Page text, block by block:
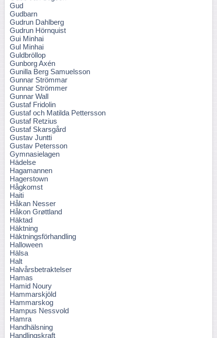
Gud
Gudbarn
Gudrun Dahlberg
Gudrun Hörnquist
Gui Minhai
Gul Minhai
Guldbröllop
Gunborg Axén
Gunilla Berg Samuelsson
Gunnar Strömmar
Gunnar Strömmer
Gunnar Wall
Gustaf Fridolin
Gustaf och Matilda Pettersson
Gustaf Retzius
Gustaf Skarsgård
Gustav Juntti
Gustav Petersson
Gymnasielagen
Hädelse
Hagamannen
Hagerstown
Hågkomst
Haiti
Håkan Nesser
Håkon Grøttland
Häktad
Häktning
Häktningsförhandling
Halloween
Hälsa
Halt
Halvårsbetraktelser
Hamas
Hamid Noury
Hammarskjöld
Hammarskog
Hampus Nessvold
Hamra
Handhälsning
Handlingskraft